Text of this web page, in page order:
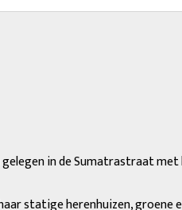
in de Sumatrastraat met
statige herenhuizen,